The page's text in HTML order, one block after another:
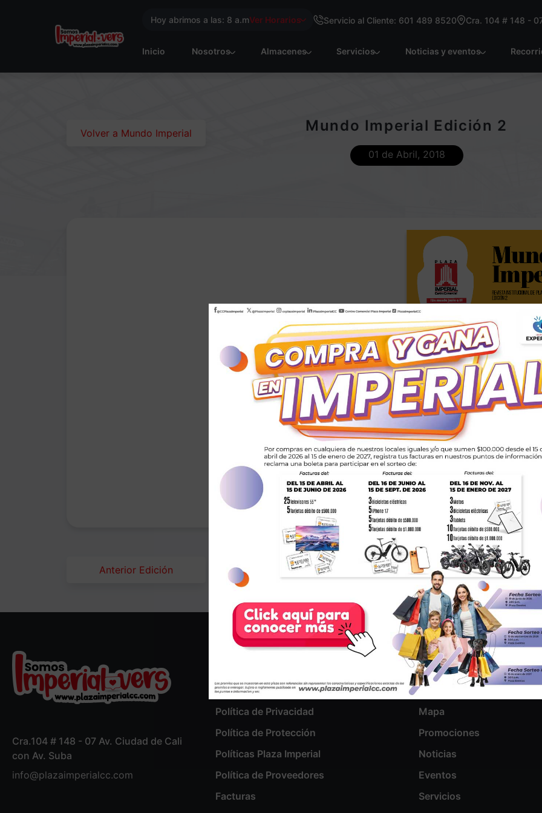
Hoy abrimos a las: 8 a.mVer Horarios Servicio al Cliente: 601 489 8520 Cra. 104 # 148 -
Inicio Nosotros Almacenes Servicios Noticias y eventos
Volver a Mundo Imperial Mundo Imperial Edición 2
01 de Abril, 2018
Anterior Edición
Cra.104 # 148 - 07 Av. Ciudad de Cali
con Av. Suba
info@plazaimperialcc.com
Quienes Somos
Política de Privacidad
Política de Protección
Políticas Plaza Imperial
Política de Proveedores
Facturas
Centro Comercial
Almacenes
Mapa
Promociones
Noticias
Eventos
Servicios